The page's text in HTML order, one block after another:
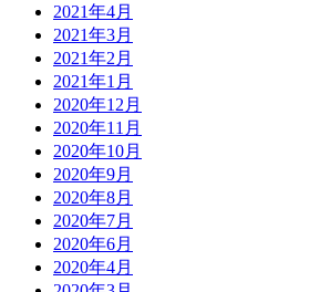
2021年4月
2021年3月
2021年2月
2021年1月
2020年12月
2020年11月
2020年10月
2020年9月
2020年8月
2020年7月
2020年6月
2020年4月